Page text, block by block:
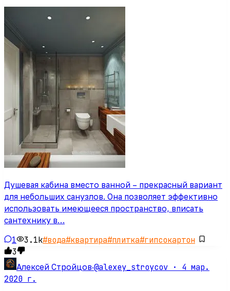
Душевая кабина вместо ванной – прекрасный вариант
для небольших санузлов. Она позволяет эффективно
использовать имеющееся пространство, вписать
сантехнику в…
1 3.1k#вода#квартира#плитка#гипсокартон
3
Алексей Стройцов·@alexey_stroycov · 4 мар.
2020 г.